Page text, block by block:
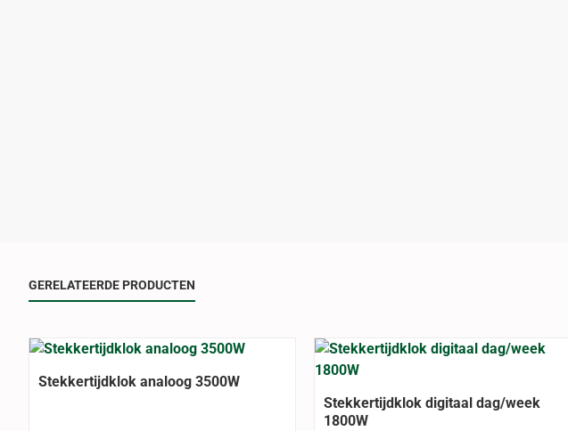
GERELATEERDE PRODUCTEN
Stekkertijdklok analoog 3500W
Stekkertijdklok digitaal dag/week
1800W